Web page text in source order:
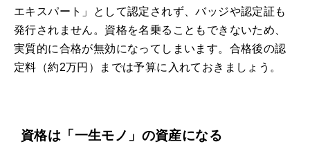
エキスパート」として認定されず、バッジや認定証も
発行されません。資格を名乗ることもできないため、
実質的に合格が無効になってしまいます。合格後の認
定料（約2万円）までは予算に入れておきましょう。
資格は「一生モノ」の資産になる